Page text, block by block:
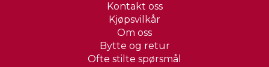
Kontakt oss
Kjøpsvilkår
Om oss
Bytte og retur
Ofte stilte spørsmål